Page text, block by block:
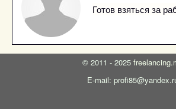
Готов взяться за
© 2011 - 2025
E-mail: